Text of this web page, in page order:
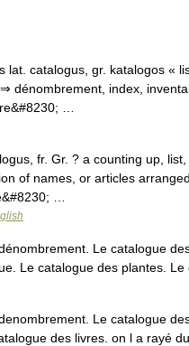
lat. catalogus, gr. katalogos «
dénombrement, index,
…
fr. Gr. ? a counting up, list,
of names, or articles
…
Le catalogue
Le catalogue des plantes. Le
Le catalogue
des livres. on l a rayé